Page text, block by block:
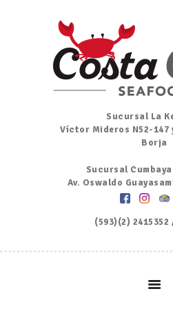
Sucursal La
Víctor Mideros N52-147
Borja
Sucursal
Av. Oswaldo
(593)(2) 2415352
Inicio
Nosotros
Menú
Ordena por
Promociones